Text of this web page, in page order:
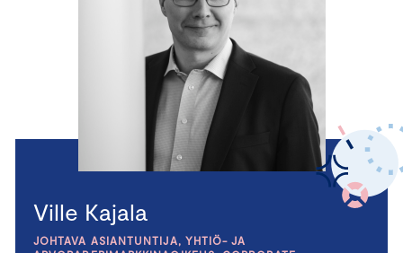
Ville Kajala
JOHTAVA ASIANTUNTIJA, YHTIÖ- JA